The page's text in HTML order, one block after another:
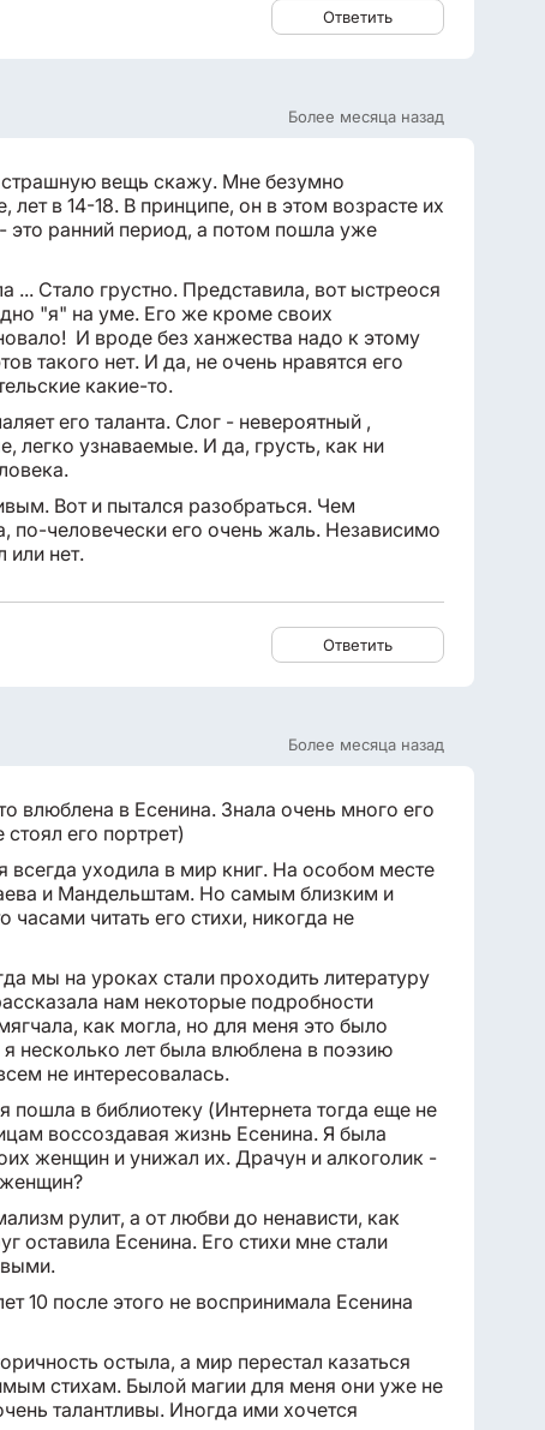
Ответить
Более месяца назад
вещь скажу. Мне безумно
лет в 14-18. В принципе, он в этом возрасте их
это ранний период, а потом пошла уже
... Стало грустно. Представила, вот ыстреося
"я" на уме. Его же кроме своих
И вроде без ханжества надо к этому
такого нет. И да, не очень нравятся его
какие-то.
его таланта. Слог - невероятный ,
легко узнаваемые. И да, грусть, как ни
Вот и пытался разобраться. Чем
по-человечески его очень жаль. Независимо
или нет.
Ответить
Более месяца назад
влюблена в Есенина. Знала очень много его
его портрет)
всегда уходила в мир книг. На особом месте
и Мандельштам. Но самым близким и
читать его стихи, никогда не
мы на уроках стали проходить литературу
нам некоторые подробности
как могла, но для меня это было
несколько лет была влюблена в поэзию
не интересовалась.
пошла в библиотеку (Интернета тогда еще не
воссоздавая жизнь Есенина. Я была
женщин и унижал их. Драчун и алкоголик -
женщин?
рулит, а от любви до ненависти, как
оставила Есенина. Его стихи мне стали
10 после этого не воспринимала Есенина
остыла, а мир перестал казаться
стихам. Былой магии для меня они уже не
талантливы. Иногда ими хочется